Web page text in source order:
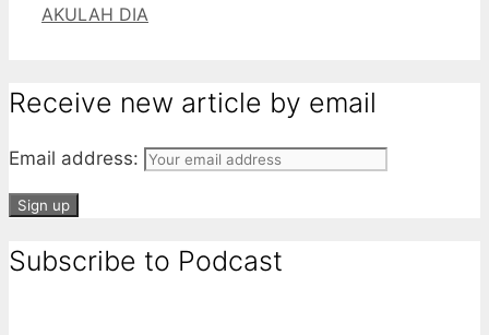
AKULAH DIA
Receive new article by email
Email address:
Subscribe to Podcast